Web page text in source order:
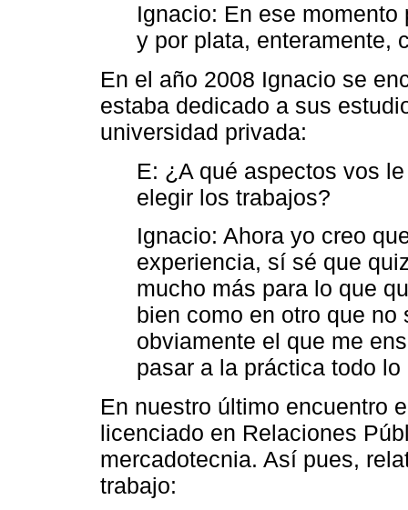
Ignacio: En ese
y por plata, enteramente,
En el año 2008 Ignacio se
estaba dedicado a sus
universidad privada:
E: ¿A qué aspectos vos
elegir los trabajos?
Ignacio: Ahora yo creo
experiencia, sí sé que
mucho más para lo que
bien como en otro que
obviamente el que me
pasar a la práctica todo
En nuestro último encuentro
licenciado en Relaciones
mercadotecnia. Así pues,
trabajo: